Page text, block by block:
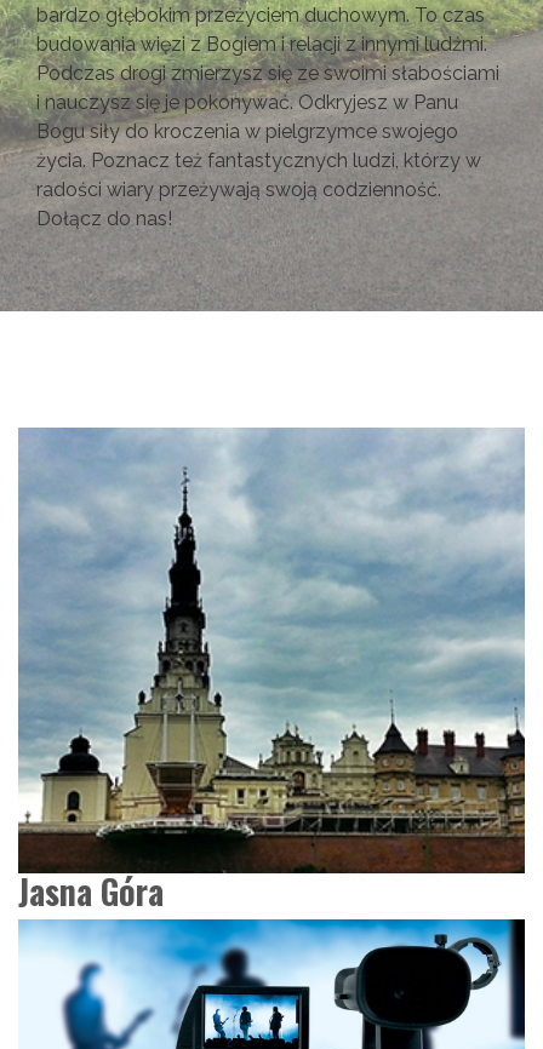
bardzo głębokim przeżyciem duchowym. To czas
budowania więzi z Bogiem i relacji z innymi ludźmi.
Podczas drogi zmierzysz się ze swoimi słabościami
i nauczysz się je pokonywać. Odkryjesz w Panu
Bogu siły do kroczenia w pielgrzymce swojego
życia. Poznacz też fantastycznych ludzi, którzy w
radości wiary przeżywają swoją codzienność.
Dołącz do nas!
Jasna Góra